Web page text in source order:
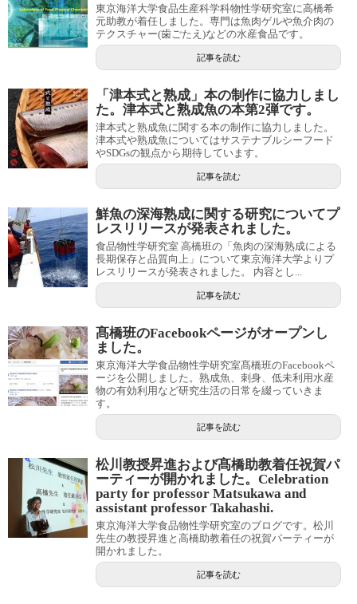
東京海洋大学食品生産科学科物性学研究室に高橋希
元助教が着任しました。専門は魚肉ゲルや魚介肉の
テクスチャー(歯ごたえ)などの水産食品です。
記事を読む
「津本式と熟成」本の制作に協力しまし
た。津本式と熟成魚の本第2弾です。
津本式と熟成魚に関する本の制作に協力しました。
津本式や熟成魚についてはサステナブルシーフード
やSDGsの観点から期待しています。
記事を読む
鮮魚の深海熟成に関する研究についてプ
レスリリースが発表されました。
食品物性学研究室 高橋班の「魚肉の深海熟成による
長期保存と品質向上」について東京海洋大学よりプ
レスリリースが発表されました。 内容とし...
記事を読む
髙橋班のFacebookページがオープンし
ました。
東京海洋大学食品物性学研究室髙橋班のFacebookペ
ージを公開しました。熟成魚、刺身、低未利用水産
物の有効利用など研究生活の日常を綴っていきま
す。
記事を読む
松川教授昇進および髙橋助教着任祝賀パ
ーティーが開かれました。Celebration
party for professor Matsukawa and
assistant professor Takahashi.
東京海洋大学食品物性学研究室のブログです。松川
先生の教授昇進と高橋助教着任の祝賀パーティーが
開かれました。
記事を読む